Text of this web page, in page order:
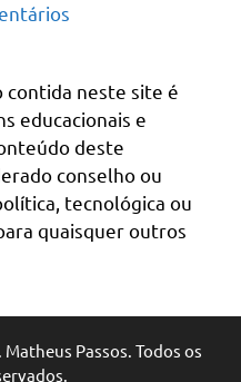
contida neste site é
educacionais e
deste
conselho ou
tecnológica ou
quaisquer outros
Passos. Todos os